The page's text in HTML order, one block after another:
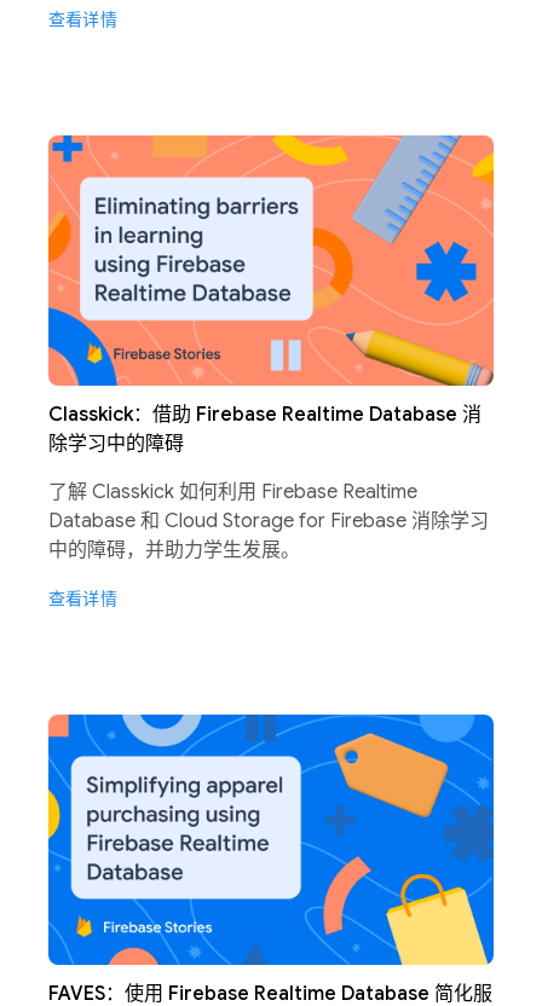
查看详情
Classkick：借助 Firebase Realtime Database 消
除学习中的障碍
了解 Classkick 如何利用 Firebase Realtime
Database 和 Cloud Storage for Firebase 消除学习
中的障碍，并助力学生发展。
查看详情
FAVES：使用 Firebase Realtime Database 简化服